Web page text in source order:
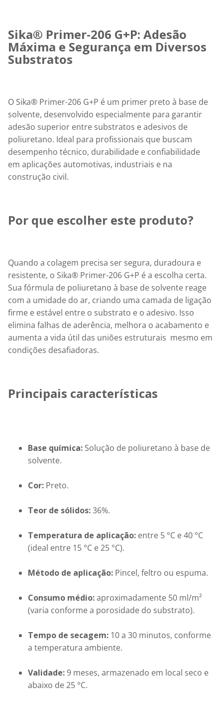
Sika® Primer-206 G+P: Adesão
Máxima e Segurança em Diversos
Substratos
O Sika® Primer-206 G+P é um primer preto à base de
solvente, desenvolvido especialmente para garantir
adesão superior entre substratos e adesivos de
poliuretano. Ideal para profissionais que buscam
desempenho técnico, durabilidade e confiabilidade
em aplicações automotivas, industriais e na
construção civil.
Por que escolher este produto?
Quando a colagem precisa ser segura, duradoura e
resistente, o Sika® Primer-206 G+P é a escolha certa.
Sua fórmula de poliuretano à base de solvente reage
com a umidade do ar, criando uma camada de ligação
firme e estável entre o substrato e o adesivo. Isso
elimina falhas de aderência, melhora o acabamento e
aumenta a vida útil das uniões estruturais  mesmo em
condições desafiadoras.
Principais características
Base química: Solução de poliuretano à base de
solvente.
Cor: Preto.
Teor de sólidos: 36%.
Temperatura de aplicação: entre 5 °C e 40 °C
(ideal entre 15 °C e 25 °C).
Método de aplicação: Pincel, feltro ou espuma.
Consumo médio: aproximadamente 50 ml/m²
(varia conforme a porosidade do substrato).
Tempo de secagem: 10 a 30 minutos, conforme
a temperatura ambiente.
Validade: 9 meses, armazenado em local seco e
abaixo de 25 °C.